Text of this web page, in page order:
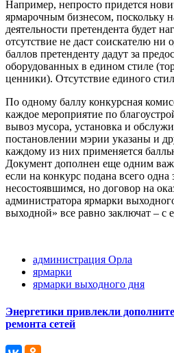
Например, непросто придется
ярмарочным бизнесом, поскольку
деятельности претендента будет
отсутствие не даст соискателю ни
баллов претенденту дадут за
оборудованных в едином стиле
ценники). Отсутствие единого
По одному баллу конкурсная
каждое мероприятие по
вывоз мусора, установка и
постановлении мэрии указаны и
каждому из них применяется
Документ дополнен еще одним
если на конкурс подана всего
несостоявшимся, но договор на
администратора ярмарки
выходной» все равно заключат – с
администрация Орла
ярмарки
ярмарки выходного дня
Энергетики привлекли
ремонта сетей